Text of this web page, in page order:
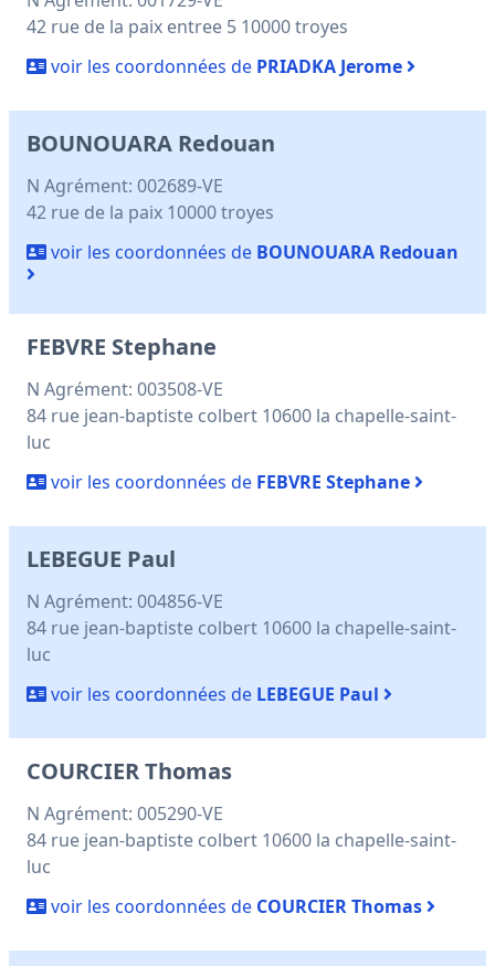
42 rue de la paix entree 5 10000 troyes
voir les coordonnées de PRIADKA Jerome
BOUNOUARA Redouan
N Agrément: 002689-VE
42 rue de la paix 10000 troyes
voir les coordonnées de BOUNOUARA Redouan
FEBVRE Stephane
N Agrément: 003508-VE
84 rue jean-baptiste colbert 10600 la chapelle-saint-
luc
voir les coordonnées de FEBVRE Stephane
LEBEGUE Paul
N Agrément: 004856-VE
84 rue jean-baptiste colbert 10600 la chapelle-saint-
luc
voir les coordonnées de LEBEGUE Paul
COURCIER Thomas
N Agrément: 005290-VE
84 rue jean-baptiste colbert 10600 la chapelle-saint-
luc
voir les coordonnées de COURCIER Thomas